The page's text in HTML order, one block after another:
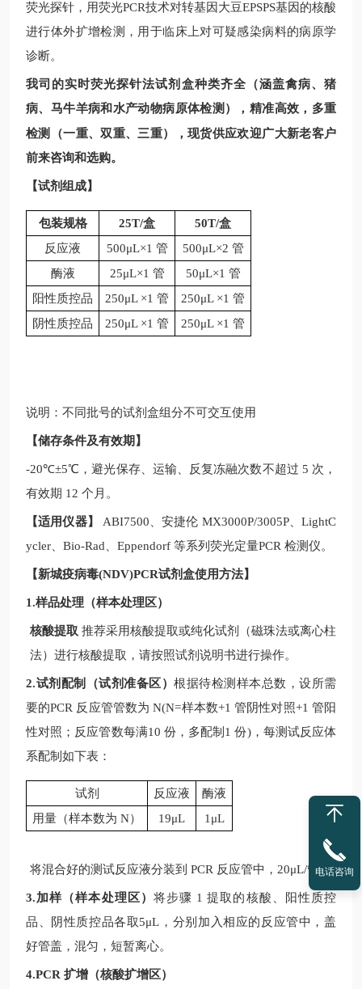
荧光探针，用荧光PCR技术对转基因大豆EPSPS基因 的核酸
进行体外扩增检测，用于临床上对可疑感染病料的病原学
诊断。
我司的实时荧光探针法试剂盒种类齐全（涵盖禽病、猪
病、马牛羊病和水产动物病原体检测），精准高效，多重
检测（一重、双重、三重）， 现货供应欢迎广大新老客户
前来咨询和选购。
【试剂组成】
包装规格 25T/盒 50T/盒
反应液
500μL×1 管
500μL×2 管
酶液
25μL×1 管
50μL×1 管
阳性质控品
250μL ×1 管
250μL ×1 管
阴性质控品
250μL ×1 管 250μL ×1 管
说明：不同批号的试剂盒组分不可交互使用
【储存条件及有效期】
-20℃±5℃，避光保存、运输、反复冻融次数不超过 5 次，
有效期 12 个月。
【适用仪器】 ABI7500 、安捷伦 MX3000P/3005P、LightC
ycler
Bio-Rad Eppendorf 等系列荧光定量PCR 检测仪。
【新城疫病毒(NDV)PCR试剂盒使用方法】
1.样品处理（样本处理区）
核酸提取 推荐采用核酸提取或纯化试剂（磁珠法或离心柱
法）进行核酸提取，请按照试剂说明书进行操作。
2.试剂配制（试剂准备区） 根据待检测样本总数，设所需
要的PCR 反应管管数为 N(N=样本数+1管阴性对照+1 管阳
性对照；反应管数每满10 份，多配制 1份)，每测试反应体
系配制如下表：
试剂 反应液
酶液
用量（样本数为 N） 19μL 1μL
将混合好的测试反应液分装到 PCR 反应管中， 20μL/管。
3.加样（样本处理区） 将步骤 1提取的核酸、阳性质控
品、阴性质控品各取5μL ，分别加入相应的反应管中，盖
好管盖，混匀，短暂离心。
4.PCR 扩增（核酸扩增区）
电话咨询